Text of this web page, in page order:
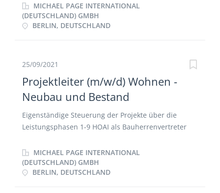
Stakeholder.
MICHAEL PAGE INTERNATIONAL
(DEUTSCHLAND) GMBH
BERLIN, DEUTSCHLAND
25/09/2021
Projektleiter (m/w/d) Wohnen -
Neubau und Bestand
Eigenständige Steuerung der Projekte über die
Leistungsphasen 1-9 HOAI als Bauherrenvertreter
Genehmigungen sowie das Vollziehen von
bestehenden Verträgen Koordinieren und Steuern
von den internen und externen Projektbeteiligten
MICHAEL PAGE INTERNATIONAL
(DEUTSCHLAND) GMBH
BERLIN, DEUTSCHLAND